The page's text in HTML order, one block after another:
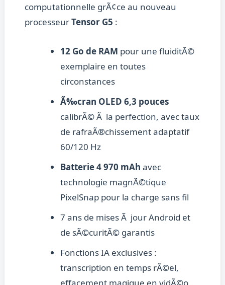
computationnelle grÃ¢ce au nouveau
processeurTensor G5 :
12 Go de RAM pour une fluiditÃ©
exemplaire en toutes
circonstances
Ã‰cran OLED 6,3 pouces
calibrÃ© Ã la perfection, avec taux
de rafraÃ®chissement adaptatif
60/120 Hz
Batterie 4 970 mAh avec
technologie magnÃ©tique
PixelSnap pour la charge sans fil
7 ans de mises Ã jour Android et
de sÃ©curitÃ© garantis
Fonctions IA exclusives :
transcription en temps rÃ©el,
effacement magique en vidÃ©o,